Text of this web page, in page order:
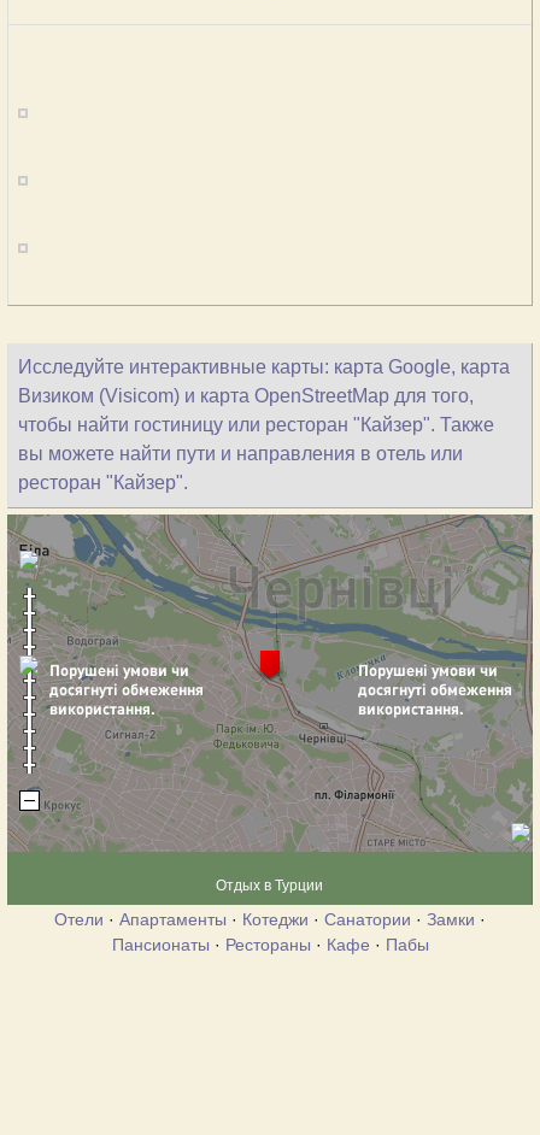
Исследуйте интерактивные карты: карта Google, карта
Визиком (Visicom) и карта OpenStreetMap для того,
чтобы найти гостиницу или ресторан "Кайзер". Также
вы можете найти пути и направления в отель или
ресторан "Кайзер".
Отдых в Турции
Отели · Апартаменты · Котеджи · Санатории · Замки ·
Пансионаты · Рестораны · Кафе · Пабы